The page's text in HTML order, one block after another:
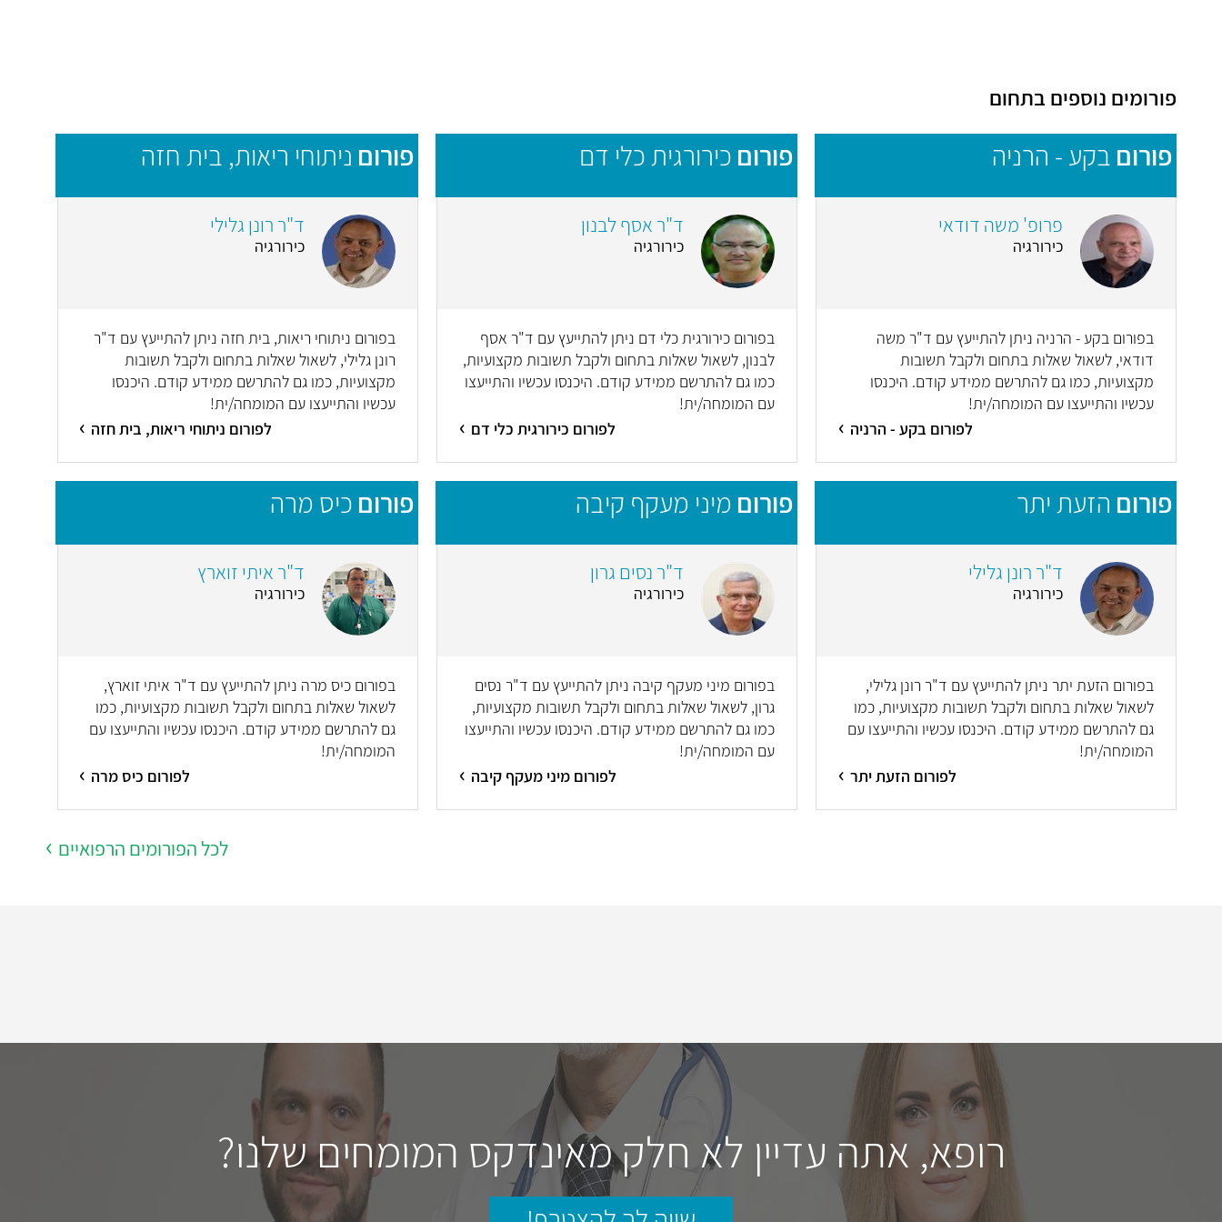
פורומים נוספים בתחום
פורום בקע - הרניה
פרופ' משה דודאי
כירורגיה
בפורום בקע - הרניה ניתן להתייעץ עם ד"ר משה
דודאי, לשאול שאלות בתחום ולקבל תשובות
מקצועיות, כמו גם להתרשם ממידע קודם. היכנסו
עכשיו והתייעצו עם המומחה/ית!
לפורום בקע - הרניה
פורום כירורגית כלי דם
ד"ר אסף לבנון
כירורגיה
בפורום כירורגית כלי דם ניתן להתייעץ עם ד"ר אסף
לבנון, לשאול שאלות בתחום ולקבל תשובות מקצועיות,
כמו גם להתרשם ממידע קודם. היכנסו עכשיו והתייעצו
עם המומחה/ית!
לפורום כירורגית כלי דם
פורום ניתוחי ריאות, בית חזה
ד"ר רונן גלילי
כירורגיה
בפורום ניתוחי ריאות, בית חזה ניתן להתייעץ עם ד"ר
רונן גלילי, לשאול שאלות בתחום ולקבל תשובות
מקצועיות, כמו גם להתרשם ממידע קודם. היכנסו
עכשיו והתייעצו עם המומחה/ית!
לפורום ניתוחי ריאות, בית חזה
פורום הזעת יתר
ד"ר רונן גלילי
כירורגיה
בפורום הזעת יתר ניתן להתייעץ עם ד"ר רונן גלילי,
לשאול שאלות בתחום ולקבל תשובות מקצועיות, כמו
גם להתרשם ממידע קודם. היכנסו עכשיו והתייעצו עם
המומחה/ית!
לפורום הזעת יתר
פורום מיני מעקף קיבה
ד"ר נסים גרון
כירורגיה
בפורום מיני מעקף קיבה ניתן להתייעץ עם ד"ר נסים
גרון, לשאול שאלות בתחום ולקבל תשובות מקצועיות,
כמו גם להתרשם ממידע קודם. היכנסו עכשיו והתייעצו
עם המומחה/ית!
לפורום מיני מעקף קיבה
פורום כיס מרה
ד"ר איתי זוארץ
כירורגיה
בפורום כיס מרה ניתן להתייעץ עם ד"ר איתי זוארץ,
לשאול שאלות בתחום ולקבל תשובות מקצועיות, כמו
גם להתרשם ממידע קודם. היכנסו עכשיו והתייעצו עם
המומחה/ית!
לפורום כיס מרה
לכל הפורומים הרפואיים
רופא, אתה עדיין לא חלק מאינדקס המומחים שלנו?